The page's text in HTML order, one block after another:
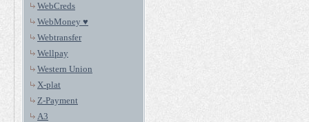
WebCreds
WebMoney ♥
Webtransfer
Wellpay
Western Union
X-plat
Z-Payment
А3